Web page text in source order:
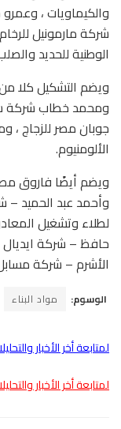
والكيماويات ،
شركة مارمونيل
الوطنية للحديد
ويضم التشكيل كلا
ومحمد خطاب شركة
جوبان مصر للزجاج ،
الألومنيوم.
ويضم أيضًا فاروق
وأحمد عبد الحميد –
لطلاء وتشغيل
حافظ – شركة ايديال
الأشرم – شركة
الوسوم: مواد البناء
لمتابعة أخر الأخبار
لمتابعة أخر الأخبار